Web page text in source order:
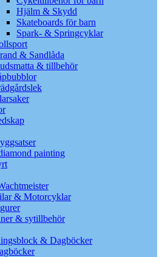
Hjälm & Skydd
Skateboards för barn
Spark- & Springcyklar
& Sandlåda
& tillbehör
painting
& Motorcyklar
& sytillbehör
& Dagböcker